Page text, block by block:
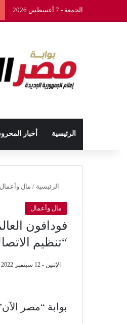
الجمعة - 7 أغسطس 2026
الرئيسية أخبار
الرئيسية / مال وأعمال
مال وأعمال
فودافون
“تنظيم
الإثنين - 12 سبتمبر 2022
بوابة “مصر